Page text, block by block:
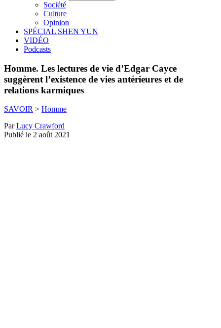
Société
Culture
Opinion
SPÉCIAL SHEN YUN
VIDÉO
Podcasts
Homme. Les lectures de vie d’Edgar Cayce
suggèrent l’existence de vies antérieures et de
relations karmiques
SAVOIR > Homme
ParLucy Crawford
Publié le 2 août 2021